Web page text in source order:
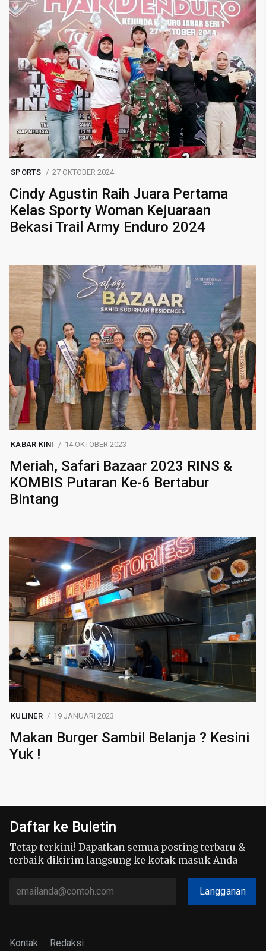
SPORTS 27 OKTOBER 2024
Cindy Agustin Raih Juara Pertama
Kelas Sporty Woman Kejuaraan
Bekasi Trail Army Enduro 2024
KABAR KINI 14 OKTOBER 2023
Meriah, Safari Bazaar 2023 RINS &
KOMBIS Putaran Ke-6 Bertabur
Bintang
KULINER 19 JANUARI 2023
Makan Burger Sambil Belanja ? Kesini
Yuk !
Daftar ke Buletin
Tetap terkini! Dapatkan semua posting terbaru &
terbaik dikirim langsung ke kotak masuk Anda
Langganan
Kontak Redaksi